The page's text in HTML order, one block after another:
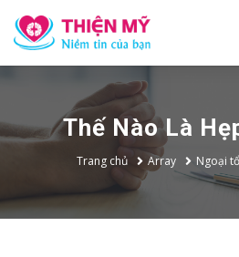
Thế Nào Là
Trang chủ Array Ngoại